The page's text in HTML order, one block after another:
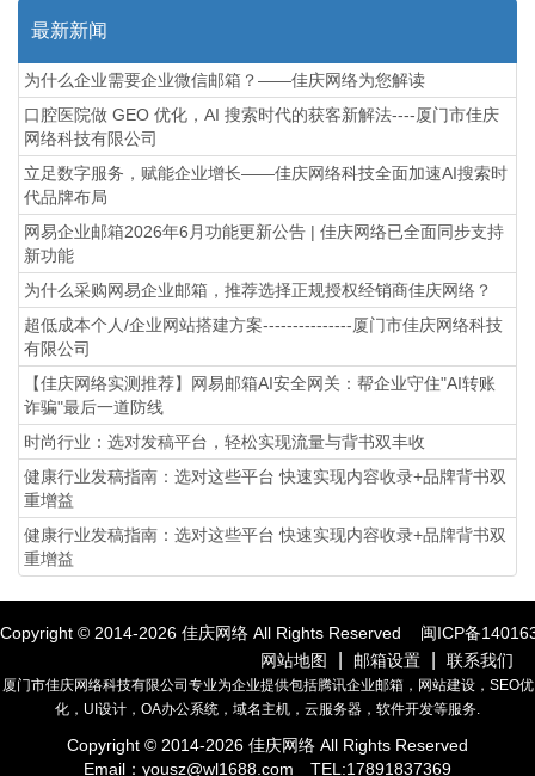
最新新闻
为什么企业需要企业微信邮箱？——佳庆网络为您解读
口腔医院做 GEO 优化，AI 搜索时代的获客新解法----厦门市佳庆
网络科技有限公司
立足数字服务，赋能企业增长——佳庆网络科技全面加速AI搜索时
代品牌布局
网易企业邮箱2026年6月功能更新公告 | 佳庆网络已全面同步支持
新功能
为什么采购网易企业邮箱，推荐选择正规授权经销商佳庆网络？
超低成本个人/企业网站搭建方案---------------厦门市佳庆网络科技
有限公司
【佳庆网络实测推荐】网易邮箱AI安全网关：帮企业守住"AI转账
诈骗"最后一道防线
时尚行业：选对发稿平台，轻松实现流量与背书双丰收
健康行业发稿指南：选对这些平台 快速实现内容收录+品牌背书双
重增益
健康行业发稿指南：选对这些平台 快速实现内容收录+品牌背书双
重增益
Copyright © 2014-2026 佳庆网络 All Rights Reserved 闽ICP备
网站地图
邮箱设置 联系我们
厦门市佳庆网络科技有限公司专业为企业提供包括腾讯企业邮箱，网站建设，SEO优
化，UI设计，OA办公系统，域名主机，云服务器，软件开发等服务.
Copyright © 2014-2026 佳庆网络 All Rights Reserved
Email： yousz@wl1688.com TEL:17891837369